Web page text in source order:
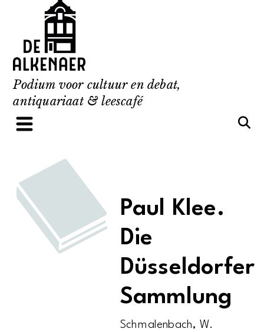
content
Podium voor cultuur en debat,
antiquariaat & leescafé
Paul Klee.
Die
Düsseldorfer
Sammlung
Schmalenbach, W.